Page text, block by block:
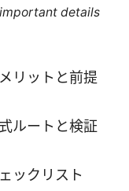
details
リットと前提
ルートと検証
ックリスト